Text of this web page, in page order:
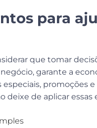
para
que tomar
garante a
promoções
deixe de aplicar